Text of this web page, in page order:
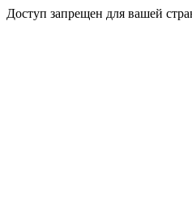
Доступ запрещен для вашей